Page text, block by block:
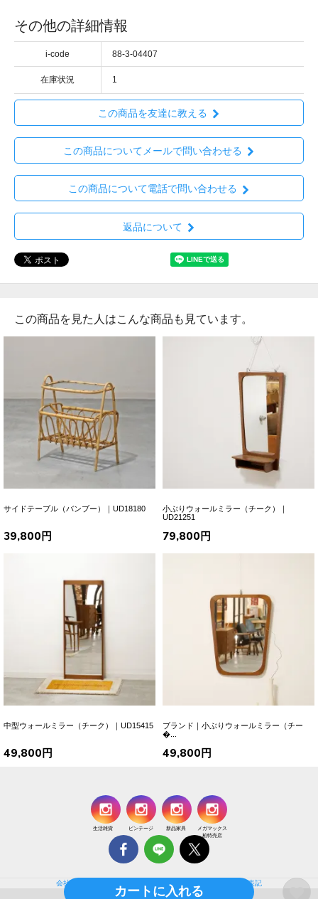
カートに入れる
その他の詳細情報
i-code 88-3-04407
在庫状況 1
この商品を友達に教える
この商品についてメールで問い合わせる
この商品について電話で問い合わせる
返品について
この商品を見た人はこんな商品も見ています。
サイドテーブル（バンブー）｜UD18180
39,800円
小ぶりウォールミラー（チーク）｜
UD21251
79,800円
中型ウォールミラー（チーク）｜UD15415
49,800円
ブランド｜小ぶりウォールミラー（チー
�...
49,800円
生活雑貨 ビンテージ 新品家具
メガマックス
柏特売店
会社概要 特定商取引法に基づく通販の表記